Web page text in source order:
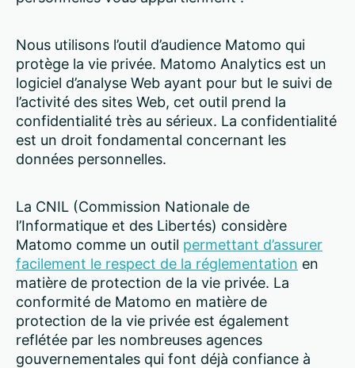
Nous utilisons l’outil d’audience Matomo qui
protège la vie privée. Matomo Analytics est un
logiciel d’analyse Web ayant pour but le suivi de
l’activité des sites Web, cet outil prend la
confidentialité très au sérieux. La confidentialité
est un droit fondamental concernant les
données personnelles.
La CNIL (Commission Nationale de
l’Informatique et des Libertés) considère
Matomo comme un outil permettant d’assurer
facilement le respect de la réglementation en
matière de protection de la vie privée. La
conformité de Matomo en matière de
protection de la vie privée est également
reflétée par les nombreuses agences
gouvernementales qui font déjà confiance à